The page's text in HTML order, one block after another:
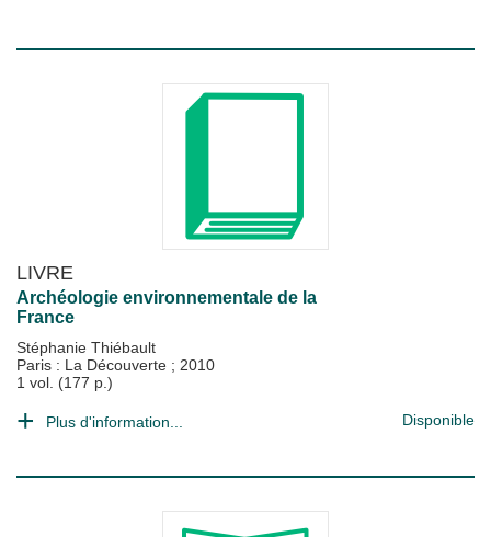
LIVRE
Archéologie environnementale de la
France
Stéphanie Thiébault
Paris : La Découverte ; 2010
1 vol. (177 p.)
Plus d'information... Disponible